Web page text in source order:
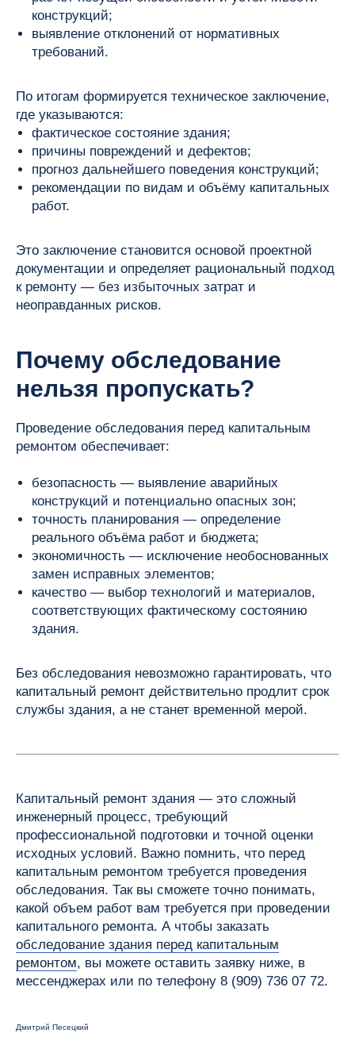
конструкций;
выявление отклонений от нормативных
требований.
По итогам формируется техническое заключение,
где указываются:
фактическое состояние здания;
причины повреждений и дефектов;
прогноз дальнейшего поведения конструкций;
рекомендации по видам и объёму капитальных
работ.
Это заключение становится основой проектной
документации и определяет рациональный подход
к ремонту — без избыточных затрат и
неоправданных рисков.
Почему обследование
нельзя пропускать?
Проведение обследования перед капитальным
ремонтом обеспечивает:
безопасность — выявление аварийных
конструкций и потенциально опасных зон;
точность планирования — определение
реального объёма работ и бюджета;
экономичность — исключение необоснованных
замен исправных элементов;
качество — выбор технологий и материалов,
соответствующих фактическому состоянию
здания.
Без обследования невозможно гарантировать, что
капитальный ремонт действительно продлит срок
службы здания, а не станет временной мерой.
Капитальный ремонт здания — это сложный
инженерный процесс, требующий
профессиональной подготовки и точной оценки
исходных условий. Важно помнить, что перед
капитальным ремонтом требуется проведения
обследования. Так вы сможете точно понимать,
какой объем работ вам требуется при проведении
капитального ремонта. А чтобы заказать
обследование здания перед капитальным
ремонтом, вы можете оставить заявку ниже, в
мессенджерах или по телефону 8 (909) 736 07 72.
Дмитрий Песецкий